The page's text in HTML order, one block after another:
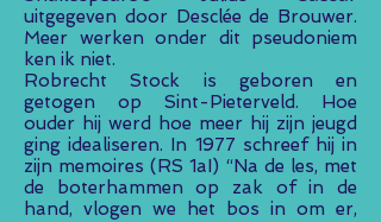
uitgegeven door Desclée de Brouwer.
Meer werken onder dit pseudoniem
ken ik niet.
Robrecht Stock is geboren en
getogen op Sint-Pieterveld. Hoe
ouder hij werd hoe meer hij zijn jeugd
ging idealiseren. In 1977 schreef hij in
zijn memoires (RS 1aI) “Na de les, met
de boterhammen op zak of in de
hand, vlogen we het bos in om er,